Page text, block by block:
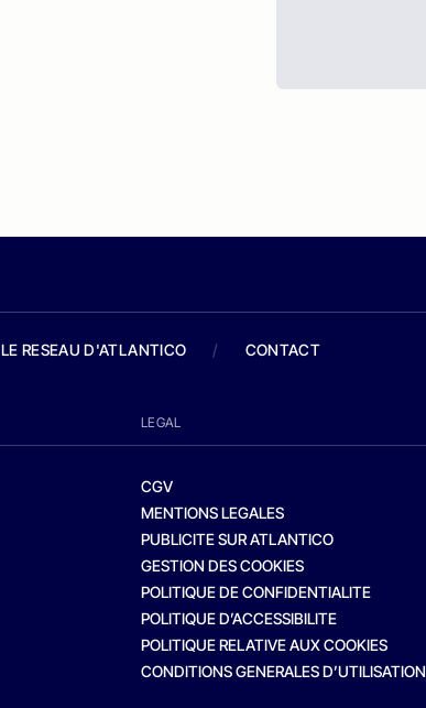
LE RESEAU D'ATLANTICO / CONTACT
LEGAL
CGV
MENTIONS LEGALES
PUBLICITE SUR ATLANTICO
GESTION DES COOKIES
POLITIQUE DE CONFIDENTIALITE
POLITIQUE D’ACCESSIBILITE
POLITIQUE RELATIVE AUX COOKIES
CONDITIONS GENERALES D’UTILISATION